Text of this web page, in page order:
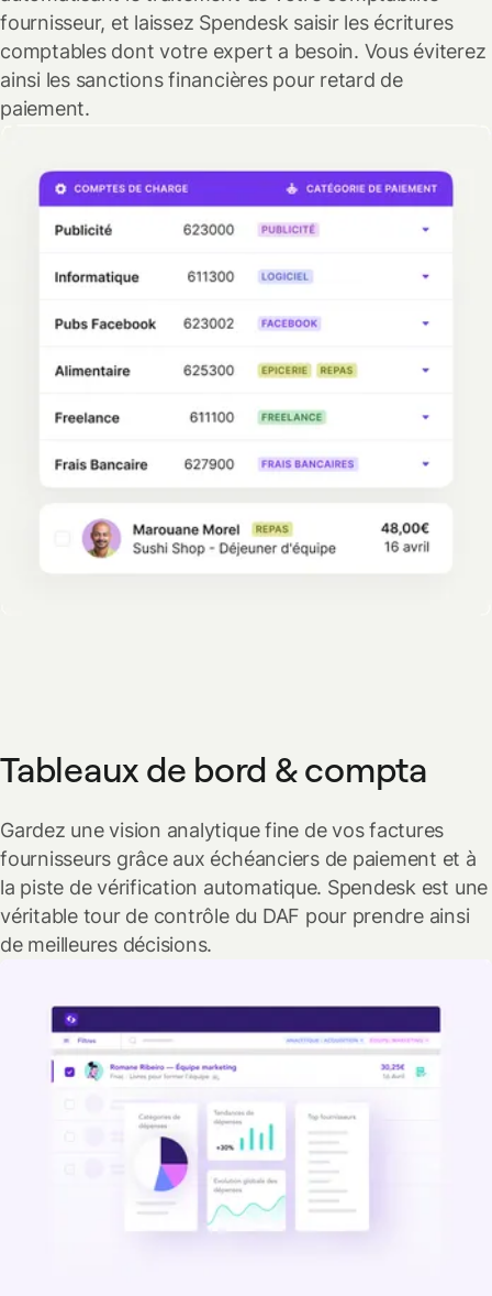
fournisseur, et laissez Spendesk saisir les écritures
comptables dont votre expert a besoin. Vous éviterez
ainsi les sanctions financières pour retard de
paiement.
Tableaux de bord & compta
Gardez une vision analytique fine de vos factures
fournisseurs grâce aux échéanciers de paiement et à
la piste de vérification automatique. Spendesk est une
véritable tour de contrôle du DAF pour prendre ainsi
de meilleures décisions.